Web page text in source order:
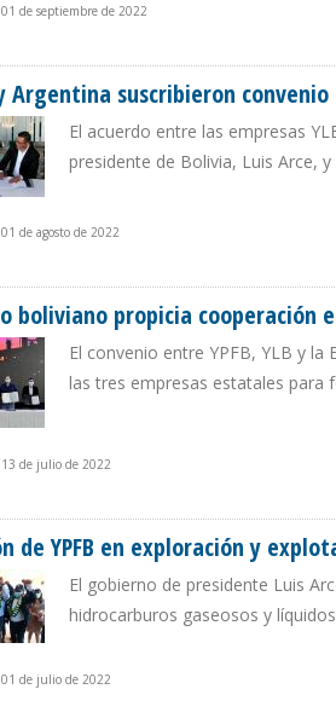
de septiembre de 2022
Argentina suscribieron
El acuerdo entre las empresas
presidente de Bolivia, Luis Arce,
de agosto de 2022
boliviano propicia
El convenio entre YPFB, YLB y
las tres empresas estatales para
13 de julio de 2022
de YPFB en exploración y
El gobierno de presidente Luis
hidrocarburos gaseosos y
01 de julio de 2022